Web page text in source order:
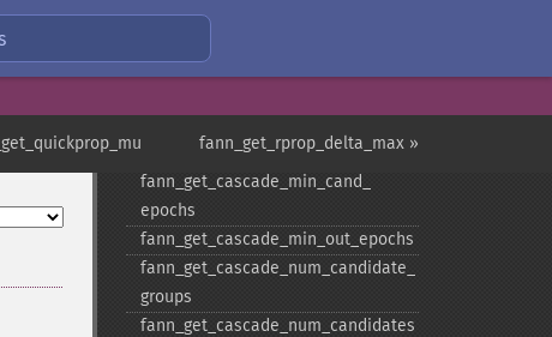
fann_get_rprop_delta_max »
stagnation_​epochs
fann_​get_​cascade_​max_​out_​epochs
fann_​get_​cascade_​min_​cand_​
epochs
fann_​get_​cascade_​min_​out_​epochs
fann_​get_​cascade_​num_​candidate_​
groups
fann_​get_​cascade_​num_​candidates